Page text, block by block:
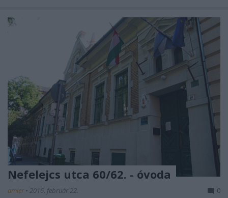
Nefelejcs utca 60/62. - óvoda
amier • 2016. február 22. 0